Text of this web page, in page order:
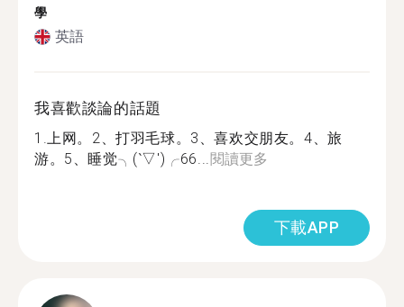
學
英語
我喜歡談論的話題
1.上网。2、打羽毛球。3、喜欢交朋友。4、旅
游。5、睡觉╮(‵▽′)╭66...閱讀更多
下載APP